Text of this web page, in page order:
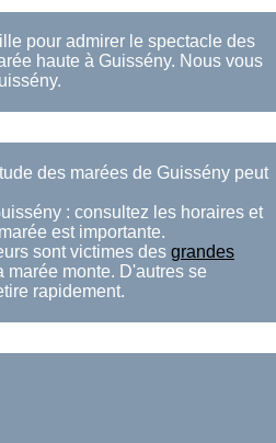
pour admirer le spectacle des
haute à Guissény. Nous vous
des marées de Guissény peut
: consultez les horaires et
est importante.
sont victimes des grandes
monte. D'autres se
rapidement.